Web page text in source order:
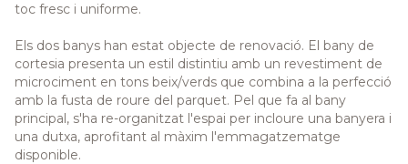
toc fresc i uniforme.
Els dos banys han estat objecte de renovació. El bany de
cortesia presenta un estil distintiu amb un revestiment de
microciment en tons beix/verds que combina a la perfecció
amb la fusta de roure del parquet. Pel que fa al bany
principal, s'ha re-organitzat l'espai per incloure una banyera i
una dutxa, aprofitant al màxim l'emmagatzematge
disponible.